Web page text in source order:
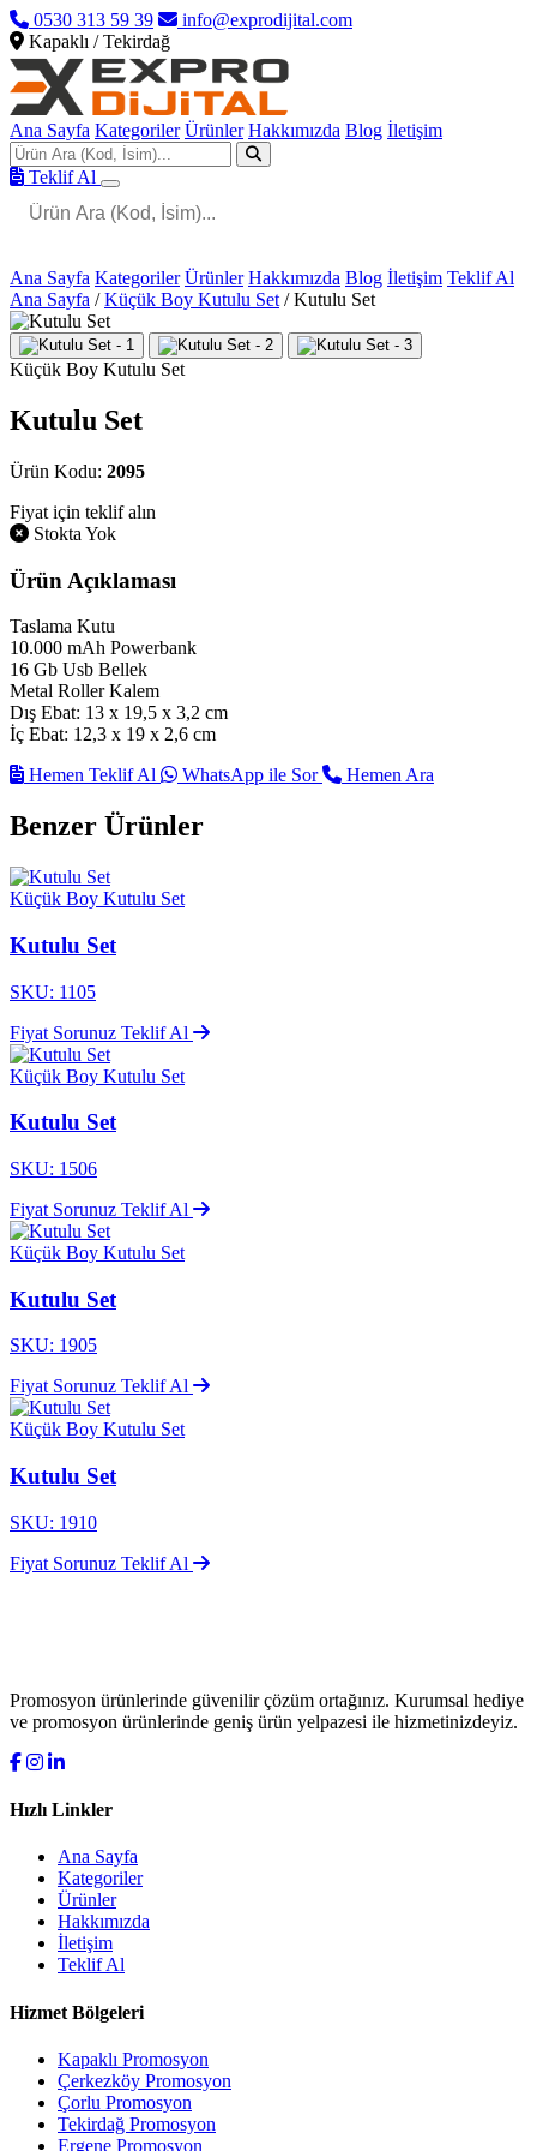
0530 313 59 39
info@exprodijital.com
Kapaklı / Tekirdağ
Ana Sayfa Kategoriler Ürünler Hakkımızda Blog İletişim
Teklif Al
Ana Sayfa Kategoriler Ürünler Hakkımızda Blog İletişim Teklif Al
Ana Sayfa / Küçük Boy Kutulu Set / Kutulu Set
Küçük Boy Kutulu Set
Kutulu Set
Ürün Kodu: 2095
Fiyat için teklif alın
Stokta Yok
Ürün Açıklaması
Taslama Kutu
10.000 mAh Powerbank
16 Gb Usb Bellek
Metal Roller Kalem
Dış Ebat: 13 x 19,5 x 3,2 cm
İç Ebat: 12,3 x 19 x 2,6 cm
Hemen Teklif Al
WhatsApp ile Sor Hemen Ara
Benzer Ürünler
Küçük Boy Kutulu Set
Kutulu Set
SKU: 1105
Fiyat Sorunuz Teklif Al
Küçük Boy Kutulu Set
Kutulu Set
SKU: 1506
Fiyat Sorunuz Teklif Al
Küçük Boy Kutulu Set
Kutulu Set
SKU: 1905
Fiyat Sorunuz Teklif Al
Küçük Boy Kutulu Set
Kutulu Set
SKU: 1910
Fiyat Sorunuz Teklif Al
Promosyon ürünlerinde güvenilir çözüm ortağınız. Kurumsal hediye
ve promosyon ürünlerinde geniş ürün yelpazesi ile hizmetinizdeyiz.
Hızlı Linkler
Ana Sayfa
Kategoriler
Ürünler
Hakkımızda
İletişim
Teklif Al
Hizmet Bölgeleri
Kapaklı Promosyon
Çerkezköy Promosyon
Çorlu Promosyon
Tekirdağ Promosyon
Ergene Promosyon